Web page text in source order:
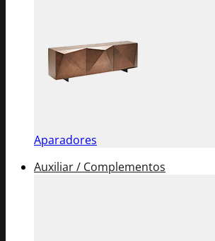
Aparadores
Auxiliar / Complementos